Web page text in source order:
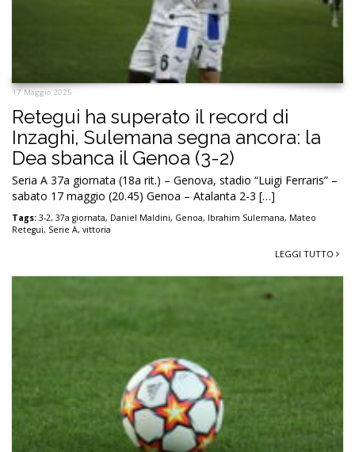
17 Maggio 2025
Retegui ha superato il record di
Inzaghi, Sulemana segna ancora: la
Dea sbanca il Genoa (3-2)
Seria A 37a giornata (18a rit.) – Genova, stadio “Luigi Ferraris” –
sabato 17 maggio (20.45) Genoa – Atalanta 2-3 […]
Tags: 3-2, 37a giornata, Daniel Maldini, Genoa, Ibrahim Sulemana, Mateo
Retegui, Serie A, vittoria
LEGGI TUTTO